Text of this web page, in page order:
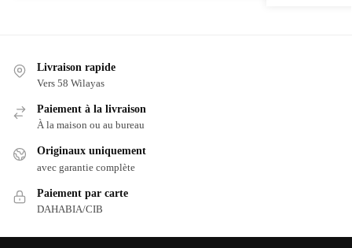
Livraison rapide
Vers 58 Wilayas
Paiement à la livraison
À la maison ou au bureau
Originaux uniquement
avec garantie complète
Paiement par carte
DAHABIA/CIB